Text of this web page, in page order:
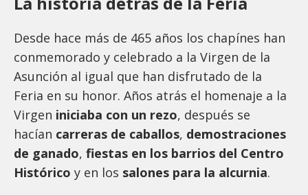
Desde hace más de 465 años los chapínes han
conmemorado y celebrado a la Virgen de la
Asunción al igual que han disfrutado de la
Feria en su honor. Años atrás el homenaje a la
Virgen iniciaba con un rezo, después se
hacían carreras de caballos, demostraciones
de ganado, fiestas en los barrios del Centro
Histórico y en los salones para la alcurnia.